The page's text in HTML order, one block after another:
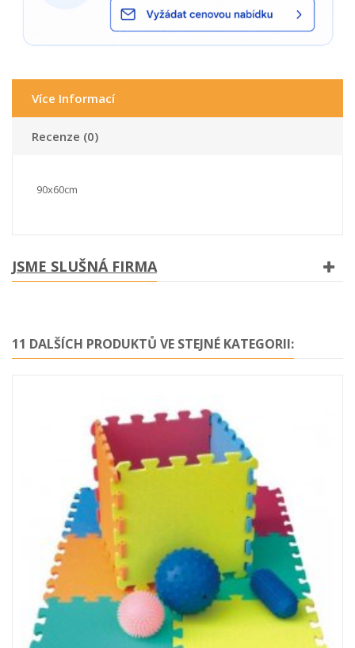
Více Informací
Recenze (0)
90x60cm
JSME SLUŠNÁ FIRMA
11 DALŠÍCH PRODUKTŮ VE STEJNÉ KATEGORII: